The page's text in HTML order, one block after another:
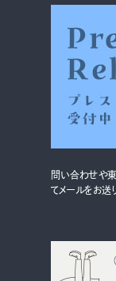
スタッフ紹介
問い合わせや東
てメールをお送